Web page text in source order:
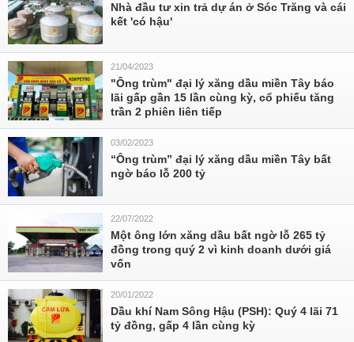
Nhà đầu tư xin trả dự án ở Sóc Trăng và cái
kết 'có hậu'
21/04/2023
"Ông trùm" đại lý xăng dầu miền Tây báo
lãi gấp gần 15 lần cùng kỳ, cổ phiếu tăng
trần 2 phiên liên tiếp
03/02/2023
“Ông trùm” đại lý xăng dầu miền Tây bất
ngờ báo lỗ 200 tỷ
22/07/2022
Một ông lớn xăng dầu bất ngờ lỗ 265 tỷ
đồng trong quý 2 vì kinh doanh dưới giá
vốn
20/01/2022
Dầu khí Nam Sông Hậu (PSH): Quý 4 lãi 71
tỷ đồng, gấp 4 lần cùng kỳ